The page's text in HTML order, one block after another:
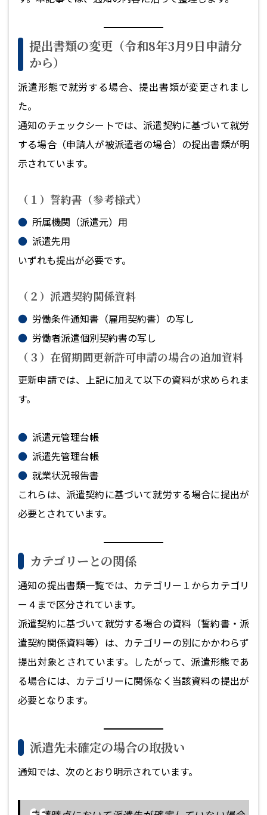
提出書類の変更（令和8年3月9日申請分
から）
派遣形態で就労する場合、提出書類が変更されまし
た。
通知のチェックシートでは、派遣契約に基づいて就労
する場合（申請人が被派遣者の場合）の提出書類が明
示されています。
（１）誓約書（参考様式）
所属機関（派遣元）用
派遣先用
いずれも提出が必要です。
（２）派遣契約関係資料
労働条件通知書（雇用契約書）の写し
労働者派遣個別契約書の写し
（３）在留期間更新許可申請の場合の追加資料
更新申請では、上記に加えて以下の資料が求められま
す。
派遣元管理台帳
派遣先管理台帳
就業状況報告書
これらは、派遣契約に基づいて就労する場合に提出が
必要とされています。
カテゴリーとの関係
通知の提出書類一覧では、カテゴリー１からカテゴリ
ー４まで区分されています。
派遣契約に基づいて就労する場合の資料（誓約書・派
遣契約関係資料等）は、カテゴリーの別にかかわらず
提出対象とされています。したがって、派遣形態であ
る場合には、カテゴリーに関係なく当該資料の提出が
必要となります。
派遣先未確定の場合の取扱い
通知では、次のとおり明示されています。